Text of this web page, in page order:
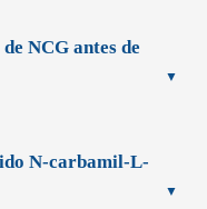
NCG antes de
N-carbamil-L-